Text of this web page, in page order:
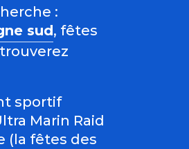
:
sud, fêtes
sportif
Marin Raid
(la fêtes des